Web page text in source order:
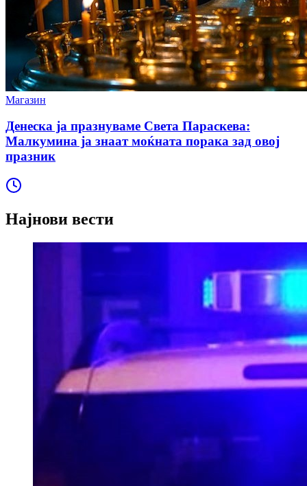
Магазин
Денеска ја празнуваме Света Параскева:
Малкумина ја знаат моќната порака зад овој
празник
Најнови вести